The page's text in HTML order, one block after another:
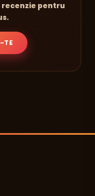
pentru
TE